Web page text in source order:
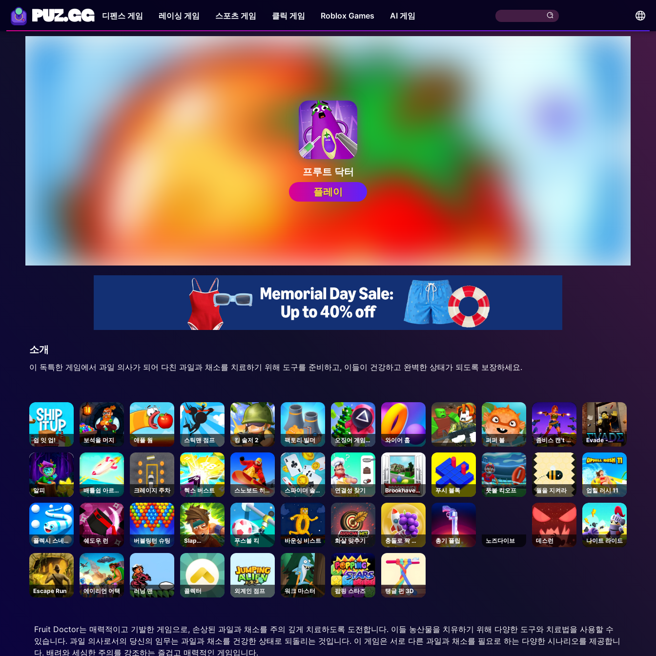
PUZ.GG 디펜스 게임 레이싱 게임 스포츠 게임 클릭 게임 Roblox Games AI 게임
프루트 닥터
플레이
소개
이 독특한 게임에서 과일 의사가 되어 다친 과일과 채소를 치료하기 위해 도구를 준비하고, 이들이 건강하고 완벽한 상태가 되도록 보장하세요.
쉽 잇 업! 보석을 머지 애플 웜 스틱맨 점프 킹 솔저 2 팩토리 빌더
오징어 게임
새해 보호 하
에
와이어 훕 퍼퍼 볼
좀비스 캔't 점
프 2
Evade -
Roblox
알피
배틀쉽 아르마
다
크레이지 주차 헥스 버스트
스노보드 히어
로
스파이더 솔리
테어
연결성 찾기
Brookhaven
🏡RP -
Roblox
푸시 블록 풋볼 킥오프 월을 지켜라 업힐 러시 11
플렉시 스네이
크
쉐도우 런 버블링턴 슈팅
Slap
Champions
푸스볼 킥 바운싱 비스트 화살 맞추기
충돌로 짝 맞
추기
총기 플립 노즈다이브 데스런 나이트 라이드
Escape Run 에이리언 어택 러닝 맨 콜렉터 외계인 점프 워크 마스터 팝핑 스타즈 탱글 펀 3D
Fruit Doctor는 매력적이고 기발한 게임으로, 손상된 과일과 채소를 주의 깊게 치료하도록 도전합니다. 이들 농산물을 치유하기 위해 다양한 도구와 치료법을 사용할 수
있습니다. 과일 의사로서의 당신의 임무는 과일과 채소를 건강한 상태로 되돌리는 것입니다. 이 게임은 서로 다른 과일과 채소를 필요로 하는 다양한 시나리오를 제공합니
다. 배려와 세심한 주의를 강조하는 즐겁고 매력적인 게임입니다.